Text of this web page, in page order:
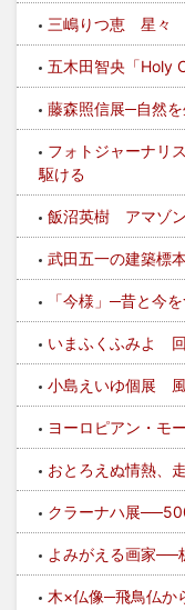
三嶋りつ恵 星々
五木田智央「Holy
藤森照信展─自然
フォトジャーナ
駆ける
飯沼英樹 アマゾ
武田五一の建築標
「今様」─昔と今
いまふくふみよ
小島えいゆ個展
ヨーロピアン・モ
おとろえぬ情熱、
クラーナハ展
よみがえる画家──
木×仏像─飛鳥仏か